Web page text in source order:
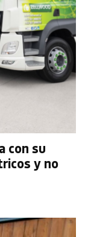
con su
y no